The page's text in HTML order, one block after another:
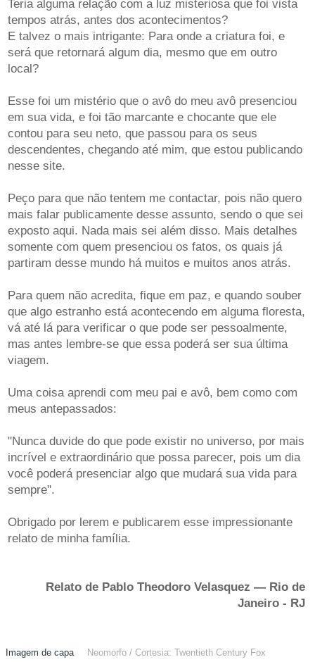
Teria alguma relação com a luz misteriosa que foi vista
tempos atrás, antes dos acontecimentos?
E talvez o mais intrigante: Para onde a criatura foi, e
será que retornará algum dia, mesmo que em outro
local?
Esse foi um mistério que o avô do meu avô presenciou
em sua vida, e foi tão marcante e chocante que ele
contou para seu neto, que passou para os seus
descendentes, chegando até mim, que estou publicando
nesse site.
Peço para que não tentem me contactar, pois não quero
mais falar publicamente desse assunto, sendo o que sei
exposto aqui. Nada mais sei além disso. Mais detalhes
somente com quem presenciou os fatos, os quais já
partiram desse mundo há muitos e muitos anos atrás.
Para quem não acredita, fique em paz, e quando souber
que algo estranho está acontecendo em alguma floresta,
vá até lá para verificar o que pode ser pessoalmente,
mas antes lembre-se que essa poderá ser sua última
viagem.
Uma coisa aprendi com meu pai e avô, bem como com
meus antepassados:
"Nunca duvide do que pode existir no universo, por mais
incrível e extraordinário que possa parecer, pois um dia
você poderá presenciar algo que mudará sua vida para
sempre".
Obrigado por lerem e publicarem esse impressionante
relato de minha família.
Relato de Pablo Theodoro Velasquez — Rio de
Janeiro - RJ
Neomorfo / Cortesia: Twentieth Century Fox